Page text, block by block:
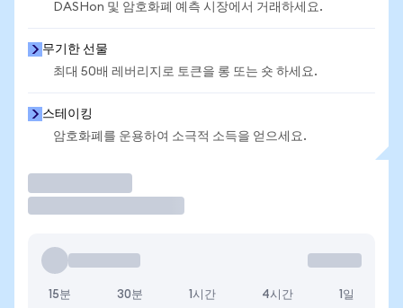
DASHon 및 암호화폐 예측 시장에서 거래하세요.
무기한 선물
최대 50배 레버리지로 토큰을 롱 또는 숏 하세요.
스테이킹
암호화폐를 운용하여 소극적 소득을 얻으세요.
15분 30분 1시간 4시간 1일